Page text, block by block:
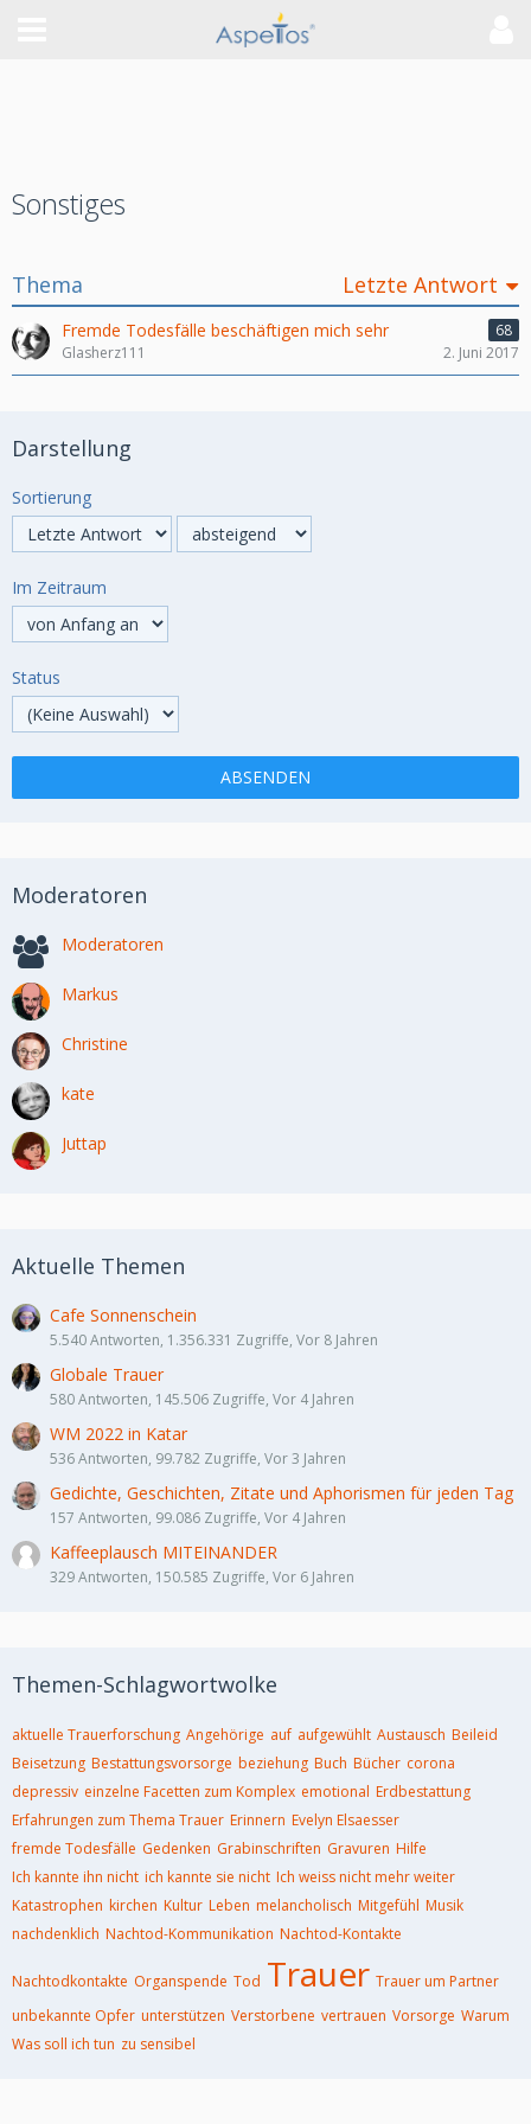
Sonstiges
Thema Letzte Antwort
Fremde Todesfälle beschäftigen mich sehr
68
Glasherz111
2. Juni 2017
Darstellung
Sortierung
Im Zeitraum
Status
Moderatoren
Moderatoren
Markus
Christine
kate
Juttap
Aktuelle Themen
Cafe Sonnenschein
5.540 Antworten, 1.356.331 Zugriffe, Vor 8 Jahren
Globale Trauer
580 Antworten, 145.506 Zugriffe, Vor 4 Jahren
WM 2022 in Katar
536 Antworten, 99.782 Zugriffe, Vor 3 Jahren
Gedichte, Geschichten, Zitate und Aphorismen für jeden Tag
157 Antworten, 99.086 Zugriffe, Vor 4 Jahren
Kaffeeplausch MITEINANDER
329 Antworten, 150.585 Zugriffe, Vor 6 Jahren
Themen-Schlagwortwolke
aktuelle Trauerforschung Angehörige auf aufgewühlt Austausch Beileid
Beisetzung Bestattungsvorsorge beziehung Buch Bücher corona
depressiv einzelne Facetten zum Komplex emotional Erdbestattung
Erfahrungen zum Thema Trauer Erinnern Evelyn Elsaesser
fremde Todesfälle Gedenken Grabinschriften Gravuren Hilfe
Ich kannte ihn nicht ich kannte sie nicht Ich weiss nicht mehr weiter
Katastrophen kirchen Kultur Leben melancholisch Mitgefühl Musik
nachdenklich Nachtod-Kommunikation Nachtod-Kontakte
Nachtodkontakte Organspende Tod Trauer Trauer um Partner
unbekannte Opfer unterstützen Verstorbene vertrauen Vorsorge Warum
Was soll ich tun zu sensibel